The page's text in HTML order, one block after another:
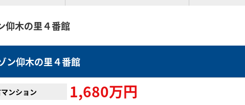
仰木の里４番館
ン仰木の里４番館
ンション 1,680万円